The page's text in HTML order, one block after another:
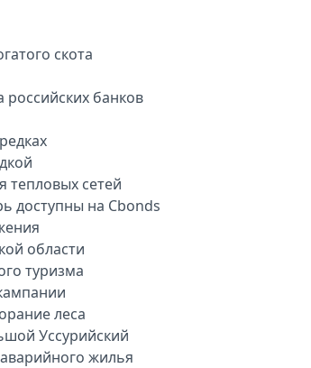
скота
российских банков
тепловых сетей
доступны на Cbonds
области
туризма
леса
Уссурийский
жилья